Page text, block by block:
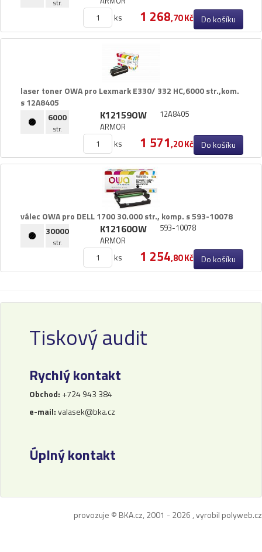
Papíry a fólie
Pásky
Kazety pro reg. pokladny a bar.válečky
str.
ks 1 268,70 Kč Do košíku
laser toner OWA pro Lexmark E330/​ 332 HC,​6000 str.​,​kom.​
s 12A8405
6000
str.
K12159OW
ARMOR
12A8405
ks 1 571,20 Kč Do košíku
válec OWA pro DELL 1700 30.​000 str.​,​ komp.​ s 593-10078
30000
str.
K12160OW
ARMOR
593-10078
ks 1 254,80 Kč Do košíku
Tiskový audit
Rychlý kontakt
Obchod: +724 943 384
e-mail:valasek@bka.cz
Úplný kontakt
provozuje © BKA.cz, 2001 - 2026 , vyrobil polyweb.cz